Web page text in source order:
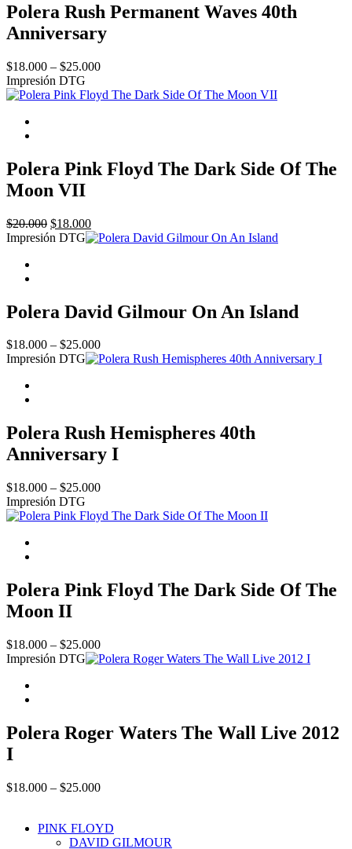
Polera Rush Permanent Waves 40th
Anniversary
$18.000 – $25.000Price
$18.000
Impresión DTG
Polera Pink Floyd The Dark Side Of The
Moon VII
$20.000 Original
price
$18.000Current
price
Impresión DTG
Polera David Gilmour On An Island
$18.000 – $25.000Price
range:
Impresión DTG
Polera Rush Hemispheres 40th
Anniversary I
$18.000 – $25.000Price
$18.000
Impresión DTG
Polera Pink Floyd The Dark Side Of The
Moon II
$18.000 – $25.000Price
range:
Impresión DTG
Polera Roger Waters The Wall Live 2012
I
$18.000 – $25.000Price
through
$25.000
PINK FLOYD
DAVID GILMOUR